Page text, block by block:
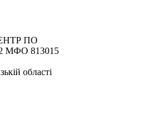
ПО
МФО 813015
області